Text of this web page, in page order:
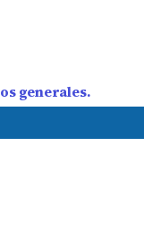
generales.